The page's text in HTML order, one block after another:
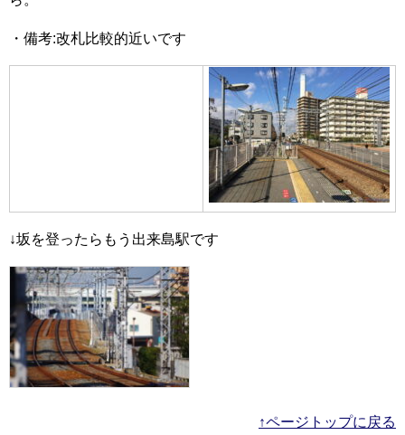
・備考:改札比較的近いです
↓坂を登ったらもう出来島駅です
↑ページトップに戻る